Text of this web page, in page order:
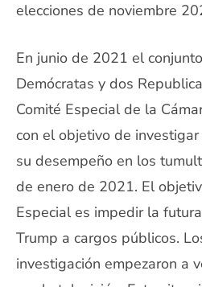
elecciones de noviembre
En junio de 2021 el
Demócratas y dos
Comité Especial de la
con el objetivo de
su desempeño en los
de enero de 2021. El
Especial es impedir la
Trump a cargos públicos.
investigación empezaron a